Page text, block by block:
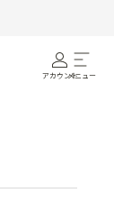
アカウントメニュー